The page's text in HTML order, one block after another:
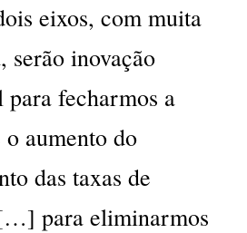
eixos, com muita
serão inovação
para fecharmos a
aumento do
das taxas de
para eliminarmos